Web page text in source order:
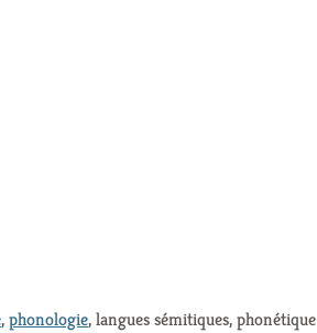
,phonologie, langues sémitiques, phonétique